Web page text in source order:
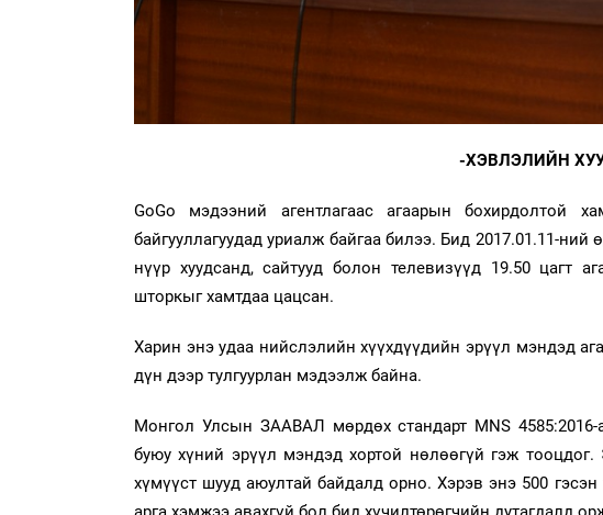
-ХЭВЛЭЛИЙН
GoGo мэдээний агентлагаас агаарын бохирдолтой
байгууллагуудад уриалж байгаа билээ. Бид 2017.01.11-
нүүр хуудсанд, сайтууд болон телевизүүд 19.50 цагт
шторкыг хамтдаа цацсан.
Харин энэ удаа нийслэлийн хүүхдүүдийн эрүүл мэндэд
дүн дээр тулгуурлан мэдээлж байна.
Монгол Улсын ЗААВАЛ мөрдөх стандарт MNS
буюу хүний эрүүл мэндэд хортой нөлөөгүй гэж
хүмүүст шууд аюултай байдалд орно. Хэрэв энэ 500